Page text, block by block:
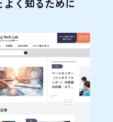
く知るために